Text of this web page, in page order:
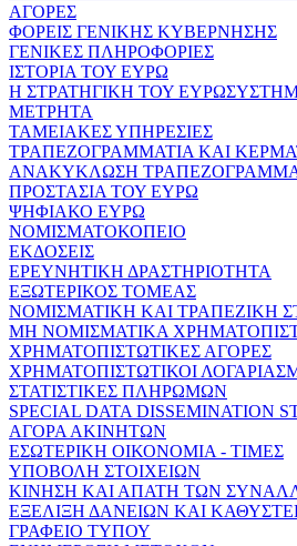
ΑΓΟΡΕΣ
ΦΟΡΕΙΣ ΓΕΝΙΚΗΣ ΚΥΒΕΡΝΗΣΗΣ
ΓΕΝΙΚΕΣ ΠΛΗΡΟΦΟΡΙΕΣ
ΙΣΤΟΡΙΑ ΤΟΥ ΕΥΡΩ
Η ΣΤΡΑΤΗΓΙΚΗ ΤΟΥ
ΜΕΤΡΗΤΑ
ΤΑΜΕΙΑΚΕΣ ΥΠΗΡΕΣΙΕΣ
ΤΡΑΠΕΖΟΓΡΑΜΜΑΤΙΑ ΚΑΙ
ΑΝΑΚΥΚΛΩΣΗ
ΠΡΟΣΤΑΣΙΑ ΤΟΥ ΕΥΡΩ
ΨΗΦΙΑΚΟ ΕΥΡΩ
ΝΟΜΙΣΜΑΤΟΚΟΠΕΙΟ
ΕΚΔΟΣΕΙΣ
ΕΡΕΥΝΗΤΙΚΗ ΔΡΑΣΤΗΡΙΟΤΗΤΑ
ΕΞΩΤΕΡΙΚΟΣ ΤΟΜΕΑΣ
ΝΟΜΙΣΜΑΤΙΚΗ ΚΑΙ ΤΡΑΠΕΖΙΚΗ
ΜΗ ΝΟΜΙΣΜΑΤΙΚΑ
ΧΡΗΜΑΤΟΠΙΣΤΩΤΙΚΕΣ ΑΓΟΡΕΣ
ΧΡΗΜΑΤΟΠΙΣΤΩΤΙΚΟΙ
ΣΤΑΤΙΣΤΙΚΕΣ ΠΛΗΡΩΜΩΝ
SPECIAL DATA DISSEMINATION
ΑΓΟΡΑ ΑΚΙΝΗΤΩΝ
ΕΣΩΤΕΡΙΚΗ ΟΙΚΟΝΟΜΙΑ - ΤΙΜΕΣ
ΥΠΟΒΟΛΗ ΣΤΟΙΧΕΙΩΝ
ΚΙΝΗΣΗ ΚΑΙ ΑΠΑΤΗ ΤΩΝ
ΕΞΕΛΙΞΗ ΔΑΝΕΙΩΝ ΚΑΙ
ΓΡΑΦΕΙΟ ΤΥΠΟΥ